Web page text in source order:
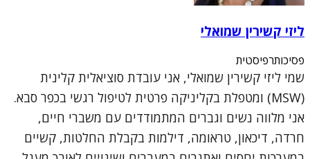
ליזי קשירין שמואלי
פסיכותרפיסטית
שמי ליזי קשירין שמואלי, אני עובדת סוציאלית קלינית
(MSW) ומטפלת בקליניקה פרטית לטיפול רגשי בכפר סבא.
אני מלווה נשים וגברים המתמודדים עם משברי חיים,
חרדה, דיכאון, טראומה, דילמות בקבלת החלטות, קשיים